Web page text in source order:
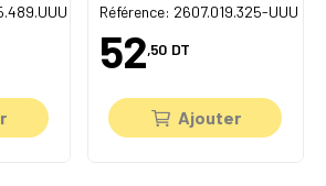
Référence: 2607.019.325-UUU
52,50 DT
Ajouter